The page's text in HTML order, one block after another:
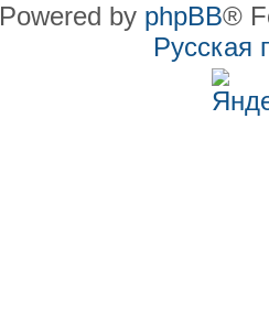
Powered by phpBB®
Русская